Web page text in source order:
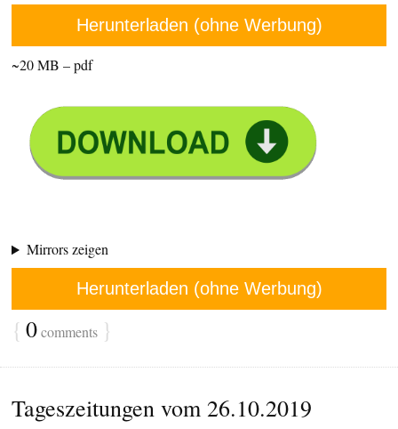
Herunterladen (ohne Werbung)
~20 MB – pdf
Mirrors zeigen
Herunterladen (ohne Werbung)
{ 0comments }
Tageszeitungen vom 26.10.2019